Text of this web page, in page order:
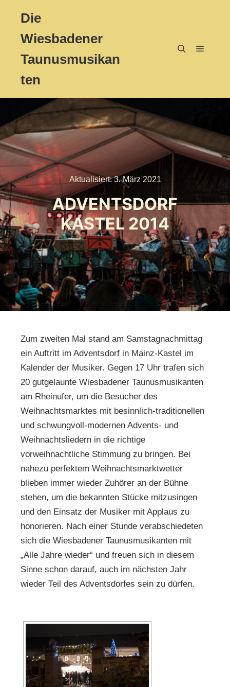
Die
Wiesbadener
Taunusmusikan
ten
Aktualisiert:3. März 2021
ADVENTSDORF
KASTEL 2014
Zum zweiten Mal stand am Samstagnachmittag
ein Auftritt im Adventsdorf in Mainz-Kastel im
Kalender der Musiker. Gegen 17 Uhr trafen sich
20 gutgelaunte Wiesbadener Taunusmusikanten
am Rheinufer, um die Besucher des
Weihnachtsmarktes mit besinnlich-traditionellen
und schwungvoll-modernen Advents- und
Weihnachtsliedern in die richtige
vorweihnachtliche Stimmung zu bringen. Bei
nahezu perfektem Weihnachtsmarktwetter
blieben immer wieder Zuhörer an der Bühne
stehen, um die bekannten Stücke mitzusingen
und den Einsatz der Musiker mit Applaus zu
honorieren. Nach einer Stunde verabschiedeten
sich die Wiesbadener Taunusmusikanten mit
„Alle Jahre wieder“ und freuen sich in diesem
Sinne schon darauf, auch im nächsten Jahr
wieder Teil des Adventsdorfes sein zu dürfen.